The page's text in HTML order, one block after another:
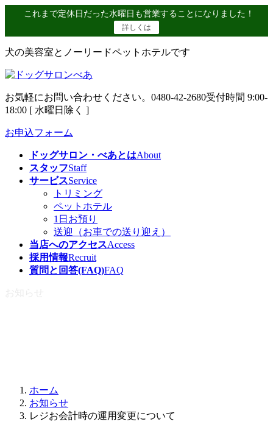
テ
ン
へ
キ
ッ
ゲ
ー
ョ
に
移
これまで定休日だった水曜日も営業することになりました！
詳しくは
犬の美容室とノーリードペットホテルです
お気軽にお問い合わせください。 0480-42-2680受付時間 9:00-
18:00 [ 水曜日除く ]
お申込フォーム
ドッグサロン・べあとはAbout
スタッフStaff
サービスService
トリミング
ペットホテル
1日お預り
送迎（お車での送り迎え）
当店へのアクセスAccess
採用情報Recruit
質問と回答(FAQ)FAQ
ホーム
お知らせ
レジお会計時の運用変更について